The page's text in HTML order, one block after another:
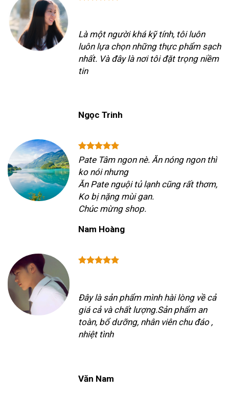
Là một người khá kỹ tính, tôi luôn
luôn lựa chọn những thực phẩm sạch
nhất. Và đây là nơi tôi đặt trọng niềm
tin
Ngọc Trinh
Pate Tâm ngon nè. Ăn nóng ngon thì
ko nói nhưng
Ăn Pate nguội tủ lạnh cũng rất thơm,
Ko bị nặng mùi gan.
Chúc mừng shop.
Nam Hoàng
Đây là sản phẩm mình hài lòng về cả
giá cả và chất lượng.Sản phẩm an
toàn, bổ dưỡng, nhân viên chu đáo ,
nhiệt tình
Văn Nam